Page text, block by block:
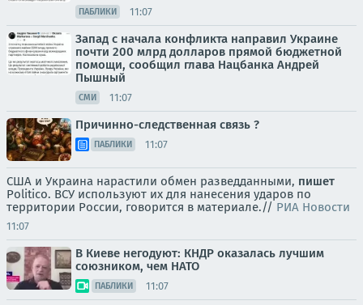
ПАБЛИКИ 11:07
Запад с начала конфликта направил Украине
почти 200 млрд долларов прямой бюджетной
помощи, сообщил глава Нацбанка Андрей
Пышный
СМИ 11:07
Причинно-следственная связь ?
ПАБЛИКИ 11:07
США и Украина нарастили обмен разведданными, пишет
Politico. ВСУ используют их для нанесения ударов по
территории России, говорится в материале.// РИА Новости
11:07
В Киеве негодуют: КНДР оказалась лучшим
союзником, чем НАТО
ПАБЛИКИ 11:07